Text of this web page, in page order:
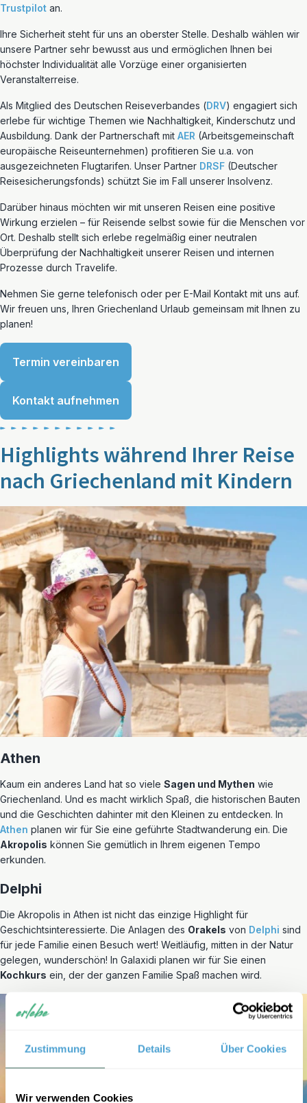
Zustimmung Details Über Cookies
Wir verwenden Cookies
Trustpilot an.
Ihre Sicherheit steht für uns an oberster Stelle. Deshalb wählen wir
unsere Partner sehr bewusst aus und ermöglichen Ihnen bei
höchster Individualität alle Vorzüge einer organisierten
Veranstalterreise.
Als Mitglied des Deutschen Reiseverbandes (DRV) engagiert sich
erlebe für wichtige Themen wie Nachhaltigkeit, Kinderschutz und
Ausbildung. Dank der Partnerschaft mit AER (Arbeitsgemeinschaft
europäische Reiseunternehmen) profitieren Sie u.a. von
ausgezeichneten Flugtarifen. Unser Partner DRSF (Deutscher
Reisesicherungsfonds) schützt Sie im Fall unserer Insolvenz.
Darüber hinaus möchten wir mit unseren Reisen eine positive
Wirkung erzielen – für Reisende selbst sowie für die Menschen vor
Ort. Deshalb stellt sich erlebe regelmäßig einer neutralen
Überprüfung der Nachhaltigkeit unserer Reisen und internen
Prozesse durch Travelife.
Nehmen Sie gerne telefonisch oder per E-Mail Kontakt mit uns auf.
Wir freuen uns, Ihren Griechenland Urlaub gemeinsam mit Ihnen zu
planen!
Termin vereinbaren
Kontakt aufnehmen
Highlights während Ihrer Reise
nach Griechenland mit Kindern
Athen
Kaum ein anderes Land hat so viele Sagen und Mythen wie
Griechenland. Und es macht wirklich Spaß, die historischen Bauten
und die Geschichten dahinter mit den Kleinen zu entdecken. In
Athen planen wir für Sie eine geführte Stadtwanderung ein. Die
Akropolis können Sie gemütlich in Ihrem eigenen Tempo
erkunden.
Delphi
Die Akropolis in Athen ist nicht das einzige Highlight für
Geschichtsinteressierte. Die Anlagen des Orakels von Delphi sind
für jede Familie einen Besuch wert! Weitläufig, mitten in der Natur
gelegen, wunderschön! In Galaxidi planen wir für Sie einen
Kochkurs ein, der der ganzen Familie Spaß machen wird.